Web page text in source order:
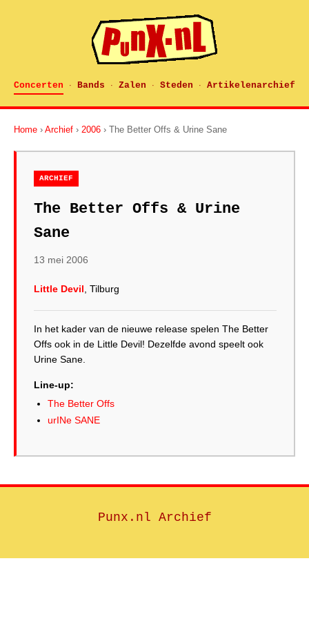
Concerten · Bands · Zalen · Steden · Artikelenarchief
Home › Archief › 2006 › The Better Offs & Urine Sane
ARCHIEF
The Better Offs & Urine
Sane
13 mei 2006
Little Devil , Tilburg
In het kader van de nieuwe release spelen The Better
Offs ook in de Little Devil! Dezelfde avond speelt ook
Urine Sane.
Line-up:
The Better Offs
urINe SANE
Punx.nl Archief